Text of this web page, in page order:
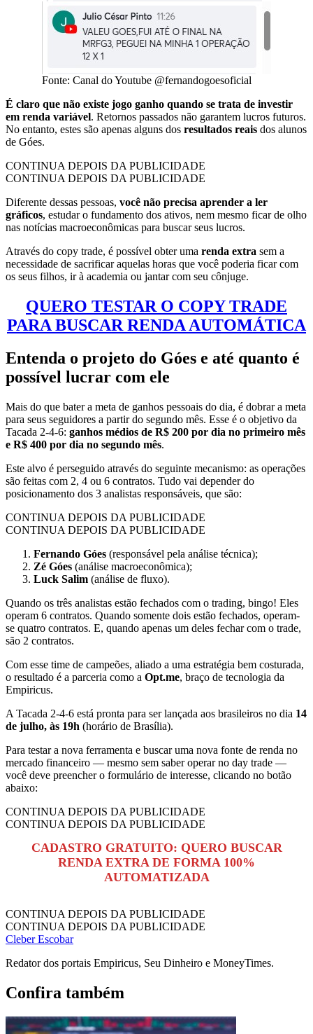
Fonte: Canal do Youtube @fernandogoesoficial
É claro que não existe jogo ganho quando se trata de investir
em renda variável. Retornos passados não garantem lucros futuros.
No entanto, estes são apenas alguns dos resultados reais dos alunos
de Góes.
CONTINUA DEPOIS DA PUBLICIDADE
CONTINUA DEPOIS DA PUBLICIDADE
Diferente dessas pessoas, você não precisa aprender a ler
gráficos, estudar o fundamento dos ativos, nem mesmo ficar de olho
nas notícias macroeconômicas para buscar seus lucros.
Através do copy trade, é possível obter uma renda extra sem a
necessidade de sacrificar aquelas horas que você poderia ficar com
os seus filhos, ir à academia ou jantar com seu cônjuge.
QUERO TESTAR O COPY TRADE
PARA BUSCAR RENDA AUTOMÁTICA
Entenda o projeto do Góes e até quanto é
possível lucrar com ele
Mais do que bater a meta de ganhos pessoais do dia, é dobrar a meta
para seus seguidores a partir do segundo mês. Esse é o objetivo da
Tacada 2-4-6: ganhos médios de R$ 200 por dia no primeiro mês
e R$ 400 por dia no segundo mês.
Este alvo é perseguido através do seguinte mecanismo: as operações
são feitas com 2, 4 ou 6 contratos. Tudo vai depender do
posicionamento dos 3 analistas responsáveis, que são:
CONTINUA DEPOIS DA PUBLICIDADE
CONTINUA DEPOIS DA PUBLICIDADE
Fernando Góes (responsável pela análise técnica);
Zé Góes (análise macroeconômica);
Luck Salim (análise de fluxo).
Quando os três analistas estão fechados com o trading, bingo! Eles
operam 6 contratos. Quando somente dois estão fechados, operam-
se quatro contratos. E, quando apenas um deles fechar com o trade,
são 2 contratos.
Com esse time de campeões, aliado a uma estratégia bem costurada,
o resultado é a parceria como a Opt.me, braço de tecnologia da
Empiricus.
A Tacada 2-4-6 está pronta para ser lançada aos brasileiros no dia 14
de julho, às 19h (horário de Brasília).
Para testar a nova ferramenta e buscar uma nova fonte de renda no
mercado financeiro — mesmo sem saber operar no day trade —
você deve preencher o formulário de interesse, clicando no botão
abaixo:
CONTINUA DEPOIS DA PUBLICIDADE
CONTINUA DEPOIS DA PUBLICIDADE
CADASTRO GRATUITO: QUERO BUSCAR
RENDA EXTRA DE FORMA 100%
AUTOMATIZADA
CONTINUA DEPOIS DA PUBLICIDADE
CONTINUA DEPOIS DA PUBLICIDADE
Cleber Escobar
Redator dos portais Empiricus, Seu Dinheiro e MoneyTimes.
Confira também